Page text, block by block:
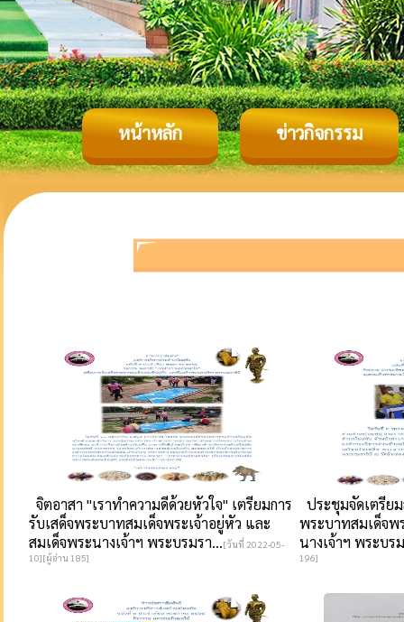
หน้าหลัก ข่าวกิจกรรม
จิตอาสา "เราทำความดีด้วยหัวใจ" เตรียมการ
รับเสด็จพระบาทสมเด็จพระเจ้าอยู่หัว และ
สมเด็จพระนางเจ้าฯ พระบรมรา...[วันที่ 2022-05-
10][ผู้อ่าน 185]
ประชุมจัดเตรีย
พระบาทสมเด็จพ
นางเจ้าฯ พระบร
196]